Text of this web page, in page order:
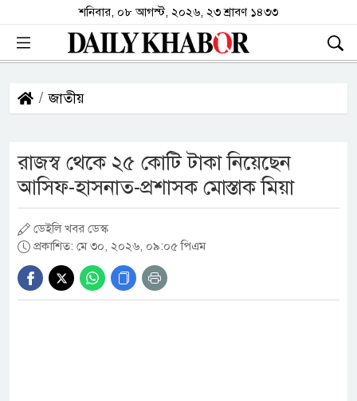
শনিবার, ০৮ আগস্ট, ২০২৬, ২৩ শ্রাবণ ১৪৩৩
জাতীয়
রাজস্ব থেকে ২৫ কোটি টাকা নিয়েছেন
আসিফ-হাসনাত-প্রশাসক মোস্তাক মিয়া
ডেইলি খবর ডেস্ক
প্রকাশিত: মে ৩০, ২০২৬, ০৯:০৫ পিএম